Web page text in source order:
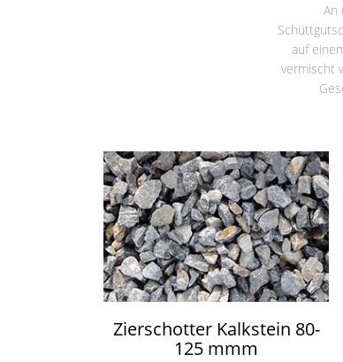
An
auf
vermischt
Zierschotter Kalkstein 80-
125 mmm